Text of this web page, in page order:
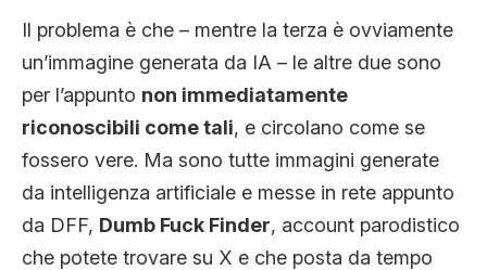
Il problema è che – mentre la terza è ovviamente
un’immagine generata da IA – le altre due sono
per l’appunto non immediatamente
riconoscibili come tali, e circolano come se
fossero vere. Ma sono tutte immagini generate
da intelligenza artificiale e messe in rete appunto
da DFF, Dumb Fuck Finder, account parodistico
che potete trovare su X e che posta da tempo